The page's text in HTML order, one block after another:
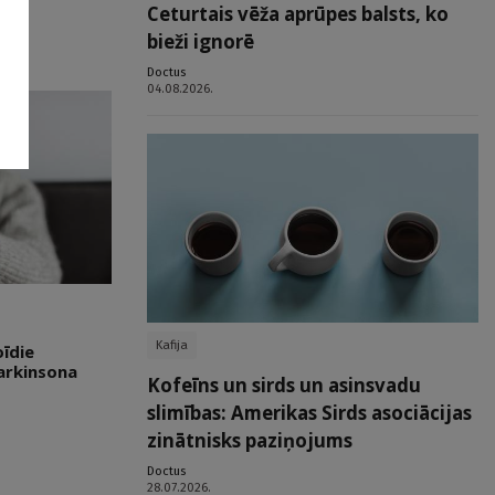
Ceturtais vēža aprūpes balsts, ko
bieži ignorē
Doctus
04.08.2026.
Kafija
Kofeīns un sirds un asinsvadu
slimības: Amerikas Sirds asociācijas
zinātnisks paziņojums
Doctus
28.07.2026.